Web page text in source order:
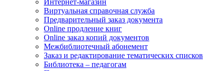
Интернет-магазин
Виртуальная справочная служба
Предварительный заказ документа
Online продление книг
Online заказ копий документов
Межбиблиотечный абонемент
Заказ и редактирование тематических списков
Библиотека – педагогам